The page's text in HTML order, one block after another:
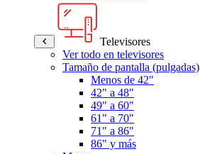
Televisores
Ver todo en televisores
Tamaño de pantalla (pulgadas)
Menos de 42"
42" a 48"
49" a 60"
61" a 70"
71" a 86"
86" y más